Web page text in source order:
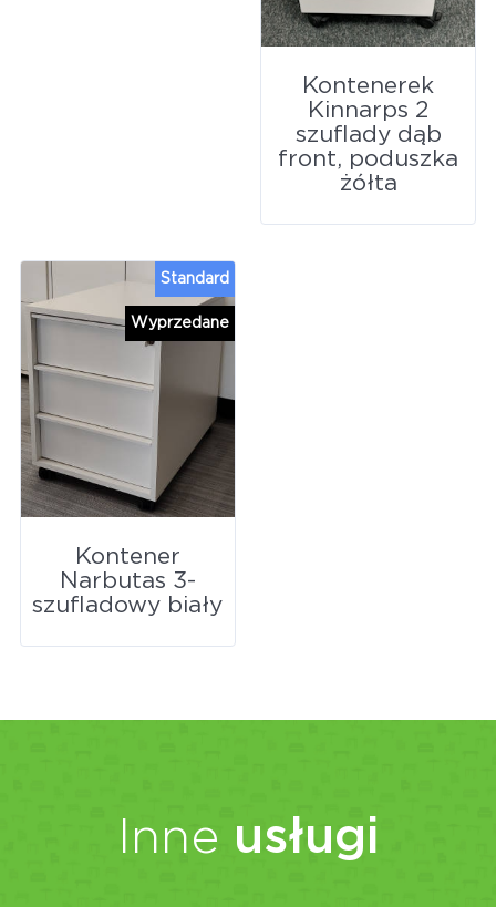
Kontenerek
Kinnarps 2
szuflady dąb
front, poduszka
żółta
Wyprzedane
Standard
Kontener
Narbutas 3-
szufladowy biały
Inne usługi